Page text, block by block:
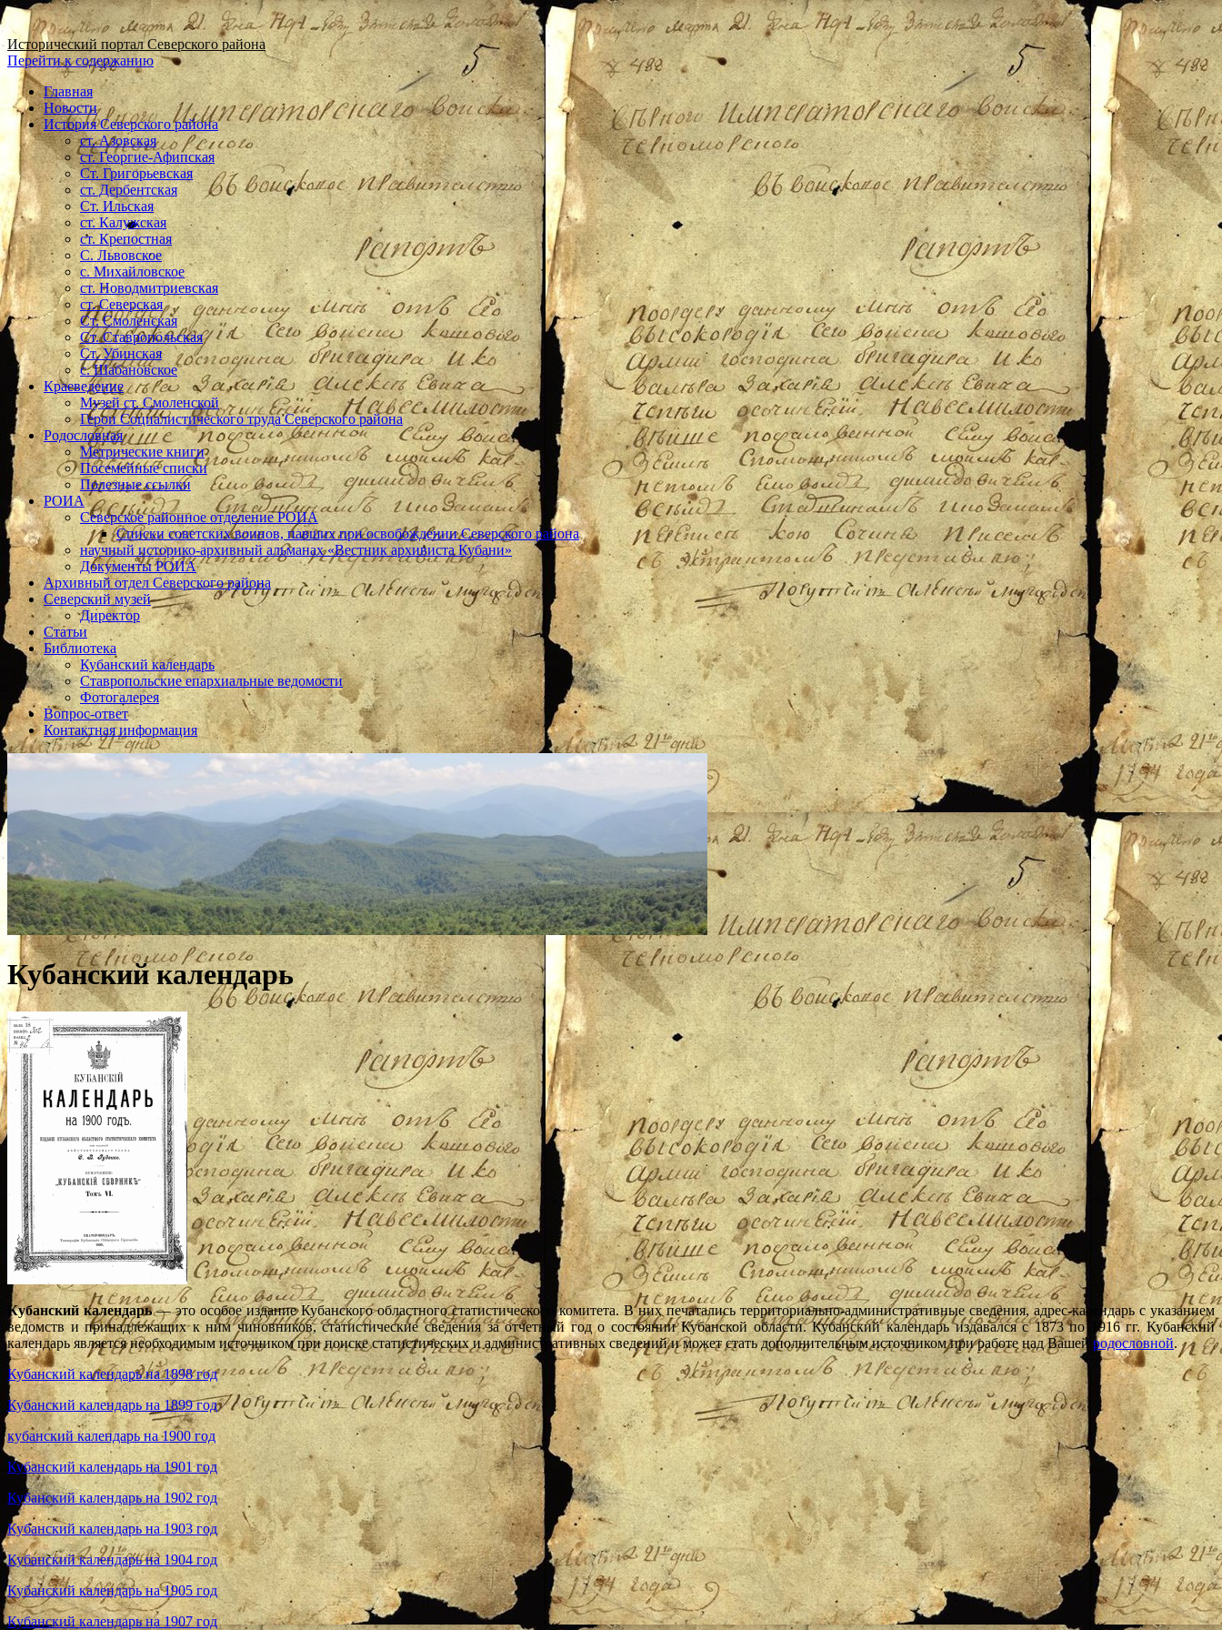
Исторический портал Северского района
Перейти к содержанию
Главная
Новости
История Северского района
ст. Азовская
ст. Георгие-Афипская
Ст. Григорьевская
ст. Дербентская
Ст. Ильская
ст. Калужская
ст. Крепостная
С. Львовское
с. Михайловское
ст. Новодмитриевская
ст. Северская
Ст. Смоленская
Ст. Ставропольская
Ст. Убинская
с. Шабановское
Краеведение
Музей ст. Смоленской
Герои Социалистического труда Северского района
Родословная
Метрические книги
Посемейные списки
Полезные ссылки
РОИА
Северское районное отделение РОИА
Списки советских воинов, павших при освобождении Северского района
научный историко-архивный альманах «Вестник архивиста Кубани»
Документы РОИА
Архивный отдел Северского района
Северский музей
Директор
Статьи
Библиотека
Кубанский календарь
Ставропольские епархиальные ведомости
Фотогалерея
Вопрос-ответ
Контактная информация
Кубанский календарь
Кубанский календарь— это особое издание Кубанского областного статистического комитета. В них печатались территориально-административные сведения, адрес-календарь с указанием
ведомств и принадлежащих к ним чиновников, статистические сведения за отчетный год о состоянии Кубанской области. Кубанский календарь издавался с 1873 по 1916 гг. Кубанский
календарь является необходимым источником при поиске статистических и административных сведений и может стать дополнительным источником при работе над Вашей родословной.
Кубанский календарь на 1898 год
Кубанский календарь на 1899 год
кубанский календарь на 1900 год
Кубанский календарь на 1901 год
Кубанский календарь на 1902 год
Кубанский календарь на 1903 год
Кубанский календарь на 1904 год
Кубанский календарь на 1905 год
Кубанский календарь на 1907 год